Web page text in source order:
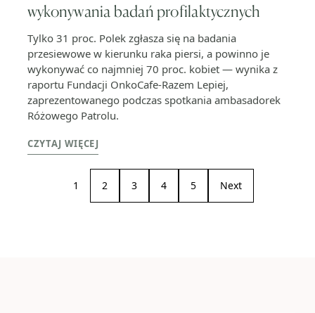
wykonywania badań profilaktycznych
Tylko 31 proc. Polek zgłasza się na badania
przesiewowe w kierunku raka piersi, a powinno je
wykonywać co najmniej 70 proc. kobiet — wynika z
raportu Fundacji OnkoCafe-Razem Lepiej,
zaprezentowanego podczas spotkania ambasadorek
Różowego Patrolu.
CZYTAJ WIĘCEJ
1 2 3 4 5 Next